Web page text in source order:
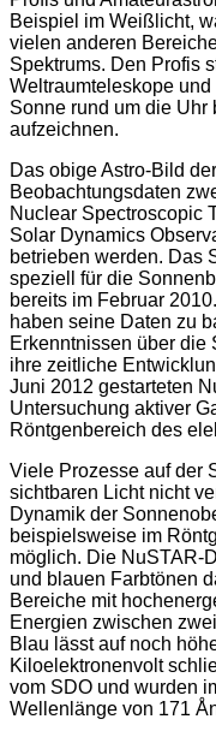
Beispiel im Weißlicht,
vielen anderen
Spektrums. Den Profis
Weltraumteleskope
Sonne rund um die Uhr
aufzeichnen.
Das obige Astro-Bild
Beobachtungsdaten
Nuclear Spectroscopic
Solar Dynamics
betrieben werden. Das
speziell für die
bereits im Februar
haben seine Daten zu
Erkenntnissen über die
ihre zeitliche
Juni 2012 gestarteten
Untersuchung aktiver
Röntgenbereich des
Viele Prozesse auf der
sichtbaren Licht nicht
Dynamik der
beispielsweise im
möglich. Die NuSTAR-
und blauen Farbtönen
Bereiche mit
Energien zwischen
Blau lässt auf noch
Kiloelektronenvolt
vom SDO und wurden
Wellenlänge von 171